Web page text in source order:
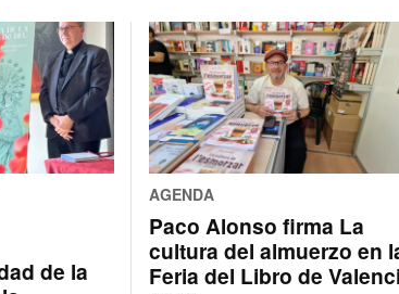
de la
AGENDA
Paco Alonso firma La
cultura del almuerzo en
Feria del Libro de